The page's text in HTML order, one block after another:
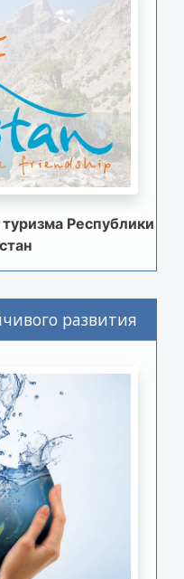
Республики
развития